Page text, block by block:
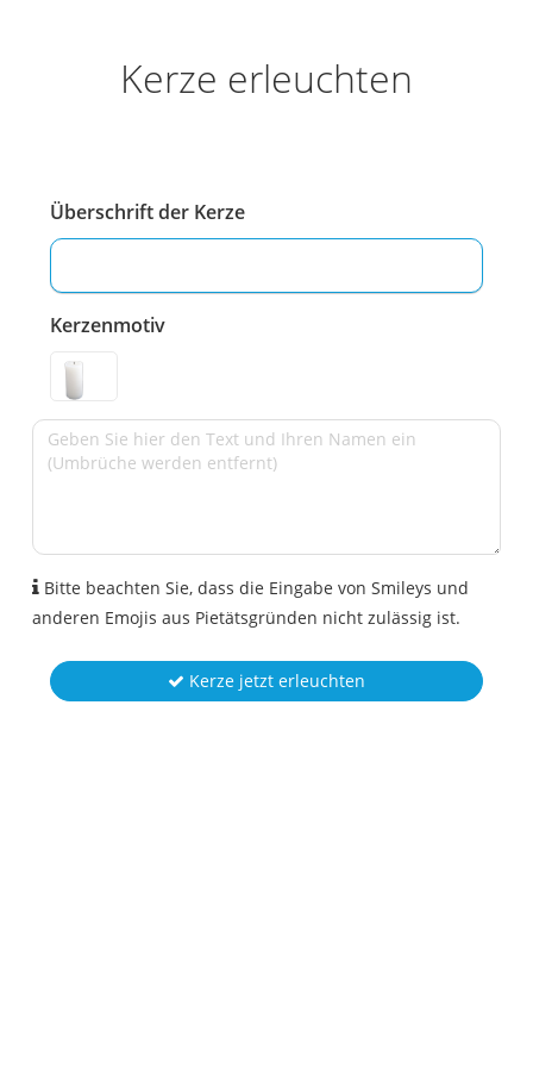
Kerze erleuchten
Überschrift der Kerze
Kerzenmotiv
Bitte beachten Sie, dass die Eingabe von Smileys und
anderen Emojis aus Pietätsgründen nicht zulässig ist.
Kerze jetzt erleuchten